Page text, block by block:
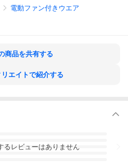
電動ファン付きウエア
商品を共有する
リエイトで紹介する
るレビューはありません